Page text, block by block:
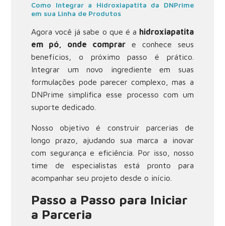
Como Integrar a Hidroxiapatita da DNPrime
em sua Linha de Produtos
Agora você já sabe o que é a hidroxiapatita
em pó, onde comprar e conhece seus
benefícios, o próximo passo é prático.
Integrar um novo ingrediente em suas
formulações pode parecer complexo, mas a
DNPrime simplifica esse processo com um
suporte dedicado.
Nosso objetivo é construir parcerias de
longo prazo, ajudando sua marca a inovar
com segurança e eficiência. Por isso, nosso
time de especialistas está pronto para
acompanhar seu projeto desde o início.
Passo a Passo para Iniciar
a Parceria